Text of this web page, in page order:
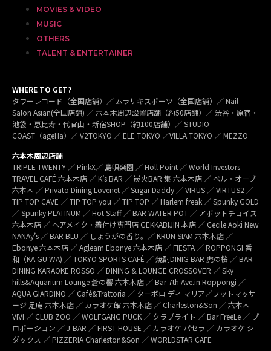
MOVIES & VIDEO
MUSIC
OTHERS
TALENT & ENTERTAINER
WHERE TO GET?
タワーレコード（全国店舗）／ ムラサキスポーツ（全国店舗）／ Nail
Salon Asian(全国店舗) ／ 六本木周辺設置店舗（約50店舗）／ 渋谷・原宿・
池袋・恵比寿・代官山・新宿SHOP（約100店舗）／ STUDIO
COAST（ageHa）／ V2TOKYO ／ ELE TOKYO ／VILLA TOKYO ／ MEZZO
六本木周辺店舗
TRIPLE TWENTY ／ PinkX／ 島唄楽園 ／ Holl Point ／ World Investors
TRAVEL CAFÉ 六本木店 ／ K’s BAR ／ 炭火BAR 集 六本木店 ／ ベル・オーブ
六本木 ／ Privato Dining Lovenet ／ Sugar Daddy ／ VIRUS ／ VIRTUS2 ／
TIP TOP CAVE ／ TIP TOP you ／ TIP TOP ／ Harlem freak ／ Spunky GOLD
／ Spunky PLATINUM ／ Hot Staff ／ BAR WATER POT ／ アボットチョイス
六本木店 ／ ヘアメイク・着付け専門店 GEKKABIJIN 本店 ／ Cecile Aoki New
NANAy’s ／ BAR BLU ／ しょうがの香り。／ KRUN SIAM 六本木店 ／
Ebonye 六本木店 ／ Agleam Ebonye 六本木店 ／ FIESTA ／ ROPPONGI 香
和（KA GU WA) ／ TOKYO SPORTS CAFÉ ／ 焼酎DINIG BAR 虎の桜 ／ BAR
DINING KARAOKE ROSSO ／ DINING & LOUNGE CROSSOVER ／ Sky
hills&Aquarium Lounge 蒼の響 六本木店 ／ Bar 7th Ave.in Roppongi ／
AQUA GIARDINO ／ Café&Trattoria ／ ターボロ ディ マリア／フットマッサ
ージ 足庵 六本木店 ／ カラオケ館 六本木店 ／ Charleston&Son ／ 六本木
VIVI ／ CLUB ZOO ／ WOLFGANG PUCK ／ クラブライト ／ Bar FreeLe ／ プ
ロポーション ／ J-BAR ／ FIRST HOUSE ／ カラオケ パセラ ／ カラオケ シ
ダックス ／ PIZZERIA Charleston&Son ／ WORLDSTAR CAFE